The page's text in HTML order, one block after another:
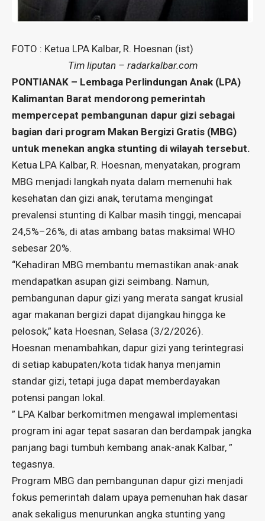
FOTO : Ketua LPA Kalbar, R. Hoesnan (ist)
Tim liputan – radarkalbar.com
PONTIANAK – Lembaga Perlindungan Anak (LPA)
Kalimantan Barat mendorong pemerintah
mempercepat pembangunan dapur gizi sebagai
bagian dari program Makan Bergizi Gratis (MBG)
untuk menekan angka stunting di wilayah tersebut.
Ketua LPA Kalbar, R. Hoesnan, menyatakan, program
MBG menjadi langkah nyata dalam memenuhi hak
kesehatan dan gizi anak, terutama mengingat
prevalensi stunting di Kalbar masih tinggi, mencapai
24,5%–26%, di atas ambang batas maksimal WHO
sebesar 20%.
“Kehadiran MBG membantu memastikan anak-anak
mendapatkan asupan gizi seimbang. Namun,
pembangunan dapur gizi yang merata sangat krusial
agar makanan bergizi dapat dijangkau hingga ke
pelosok,” kata Hoesnan, Selasa (3/2/2026).
Hoesnan menambahkan, dapur gizi yang terintegrasi
di setiap kabupaten/kota tidak hanya menjamin
standar gizi, tetapi juga dapat memberdayakan
potensi pangan lokal.
” LPA Kalbar berkomitmen mengawal implementasi
program ini agar tepat sasaran dan berdampak jangka
panjang bagi tumbuh kembang anak-anak Kalbar, ”
tegasnya.
Program MBG dan pembangunan dapur gizi menjadi
fokus pemerintah dalam upaya pemenuhan hak dasar
anak sekaligus menurunkan angka stunting yang